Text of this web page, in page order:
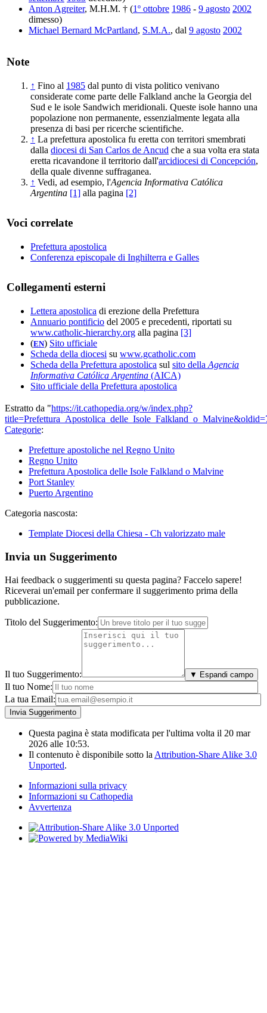
Anton Agreiter, M.H.M. † (1º ottobre 1986 - 9 agosto 2002
dimesso)
Michael Bernard McPartland, S.M.A., dal 9 agosto 2002
Note
↑ Fino al 1985 dal punto di vista politico venivano
considerate come parte delle Falkland anche la Georgia del
Sud e le isole Sandwich meridionali. Queste isole hanno una
popolazione non permanente, essenzialmente legata alla
presenza di basi per ricerche scientifiche.
↑ La prefettura apostolica fu eretta con territori smembrati
dalla diocesi di San Carlos de Ancud che a sua volta era stata
eretta ricavandone il territorio dall'arcidiocesi di Concepción,
della quale divenne suffraganea.
↑ Vedi, ad esempio, l'Agencia Informativa Católica
Argentina [1] alla pagina [2]
Voci correlate
Prefettura apostolica
Conferenza episcopale di Inghilterra e Galles
Collegamenti esterni
Lettera apostolica di erezione della Prefettura
Annuario pontificio del 2005 e precedenti, riportati su
www.catholic-hierarchy.org alla pagina [3]
(EN) Sito ufficiale
Scheda della diocesi su www.gcatholic.com
Scheda della Prefettura apostolica sul sito della Agencia
Informativa Católica Argentina (AICA)
Sito ufficiale della Prefettura apostolica
Estratto da "https://it.cathopedia.org/w/index.php?
Categorie:
Prefetture apostoliche nel Regno Unito
Regno Unito
Prefettura Apostolica delle Isole Falkland o Malvine
Port Stanley
Puerto Argentino
Categoria nascosta:
Template Diocesi della Chiesa - Ch valorizzato male
Invia un Suggerimento
Hai feedback o suggerimenti su questa pagina? Faccelo sapere!
Riceverai un'email per confermare il suggerimento prima della
pubblicazione.
Titolo del Suggerimento:
Il tuo Suggerimento: ▼ Espandi campo
Il tuo Nome:
La tua Email:
Questa pagina è stata modificata per l'ultima volta il 20 mar
2026 alle 10:53.
Il contenuto è disponibile sotto la Attribution-Share Alike 3.0
Unported.
Informazioni sulla privacy
Informazioni su Cathopedia
Avvertenza